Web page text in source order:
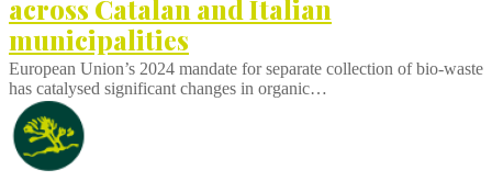
across Catalan and Italian
municipalities
European Union’s 2024 mandate for separate collection of bio-waste
has catalysed significant changes in organic…